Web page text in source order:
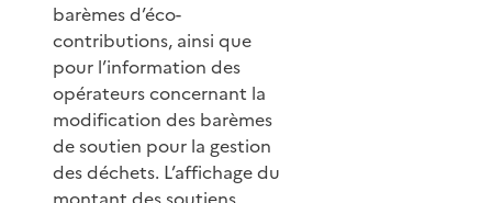
barèmes d’éco-
contributions, ainsi que
pour l’information des
opérateurs concernant la
modification des barèmes
de soutien pour la gestion
des déchets. L’affichage du